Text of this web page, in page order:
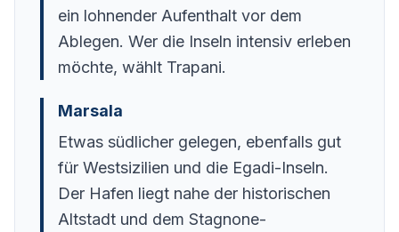
ein lohnender Aufenthalt vor dem
Ablegen. Wer die Inseln intensiv erleben
möchte, wählt Trapani.
Marsala
Etwas südlicher gelegen, ebenfalls gut
für Westsizilien und die Egadi-Inseln.
Der Hafen liegt nahe der historischen
Altstadt und dem Stagnone-